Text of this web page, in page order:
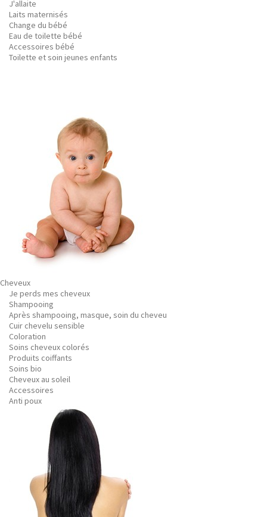
J'allaite
Laits maternisés
Change du bébé
Eau de toilette bébé
Accessoires bébé
Toilette et soin jeunes enfants
Cheveux
Je perds mes cheveux
Shampooing
Après shampooing, masque, soin du cheveu
Cuir chevelu sensible
Coloration
Soins cheveux colorés
Produits coiffants
Soins bio
Cheveux au soleil
Accessoires
Anti poux